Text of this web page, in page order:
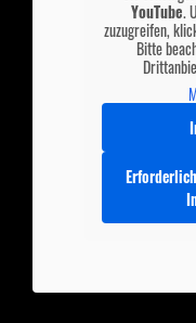
YouTube.
zuzugreifen,
Bitte